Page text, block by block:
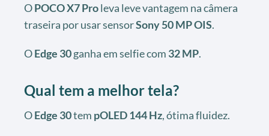
OPOCO X7 Proleva leve vantagem na câmera
traseira por usar sensorSony 50 MP OIS.
OEdge 30ganha em selfie com 32 MP.
Qual tem a melhor tela?
OEdge 30tem pOLED 144 Hz, ótima fluidez.